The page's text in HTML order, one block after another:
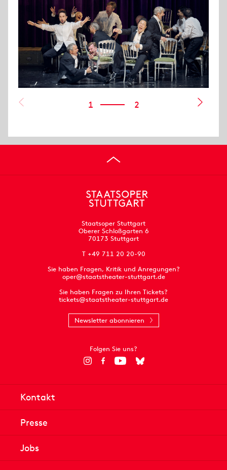
1 2
Staatsoper Stuttgart
Oberer Schloßgarten 6
70173 Stuttgart
T +49 711 20 20-90
Sie haben Fragen, Kritik und Anregungen?
oper@staatstheater-stuttgart.de
Sie haben Fragen zu Ihren Tickets?
tickets@staatstheater-stuttgart.de
Newsletter abonnieren
Folgen Sie uns?
Kontakt
Presse
Jobs